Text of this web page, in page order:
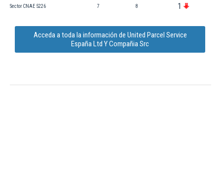
Sector CNAE 5226 7 8 1
Acceda a toda la información de United Parcel Service
España Ltd Y Compañia Src